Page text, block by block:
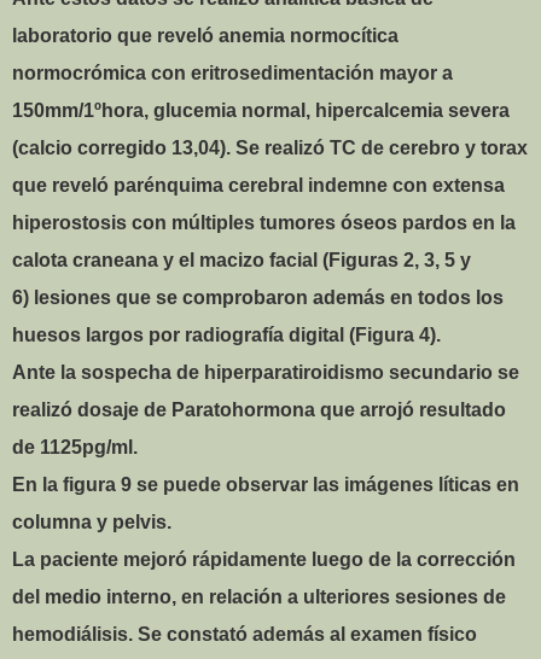
laboratorio que reveló anemia normocítica
normocrómica con eritrosedimentación mayor a
150mm/1ºhora, glucemia normal, hipercalcemia severa
(calcio corregido 13,04). Se realizó TC de cerebro y torax
que reveló parénquima cerebral indemne con extensa
hiperostosis con múltiples tumores óseos pardos en la
calota craneana y el macizo facial (Figuras 2, 3, 5 y
6) lesiones que se comprobaron además en todos los
huesos largos por radiografía digital (Figura 4).
Ante la sospecha de hiperparatiroidismo secundario se
realizó dosaje de Paratohormona que arrojó resultado
de 1125pg/ml.
En la figura 9 se puede observar las imágenes líticas en
columna y pelvis.
La paciente mejoró rápidamente luego de la corrección
del medio interno, en relación a ulteriores sesiones de
hemodiálisis. Se constató además al examen físico